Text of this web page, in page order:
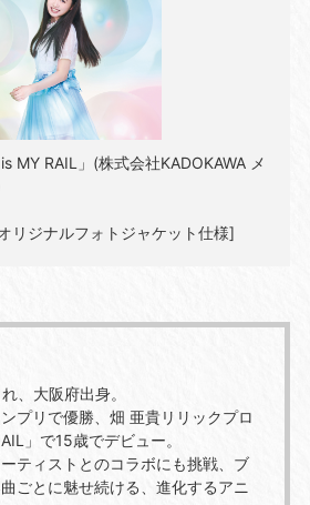
MY RAIL」(株式会社KADOKAWA メ
リジナルフォトジャケット仕様]
、大阪府出身。
プリで優勝、畑 亜貴リリックプロ
」で15歳でデビュー。
ティストとのコラボにも挑戦、ブ
ごとに魅せ続ける、進化するアニ